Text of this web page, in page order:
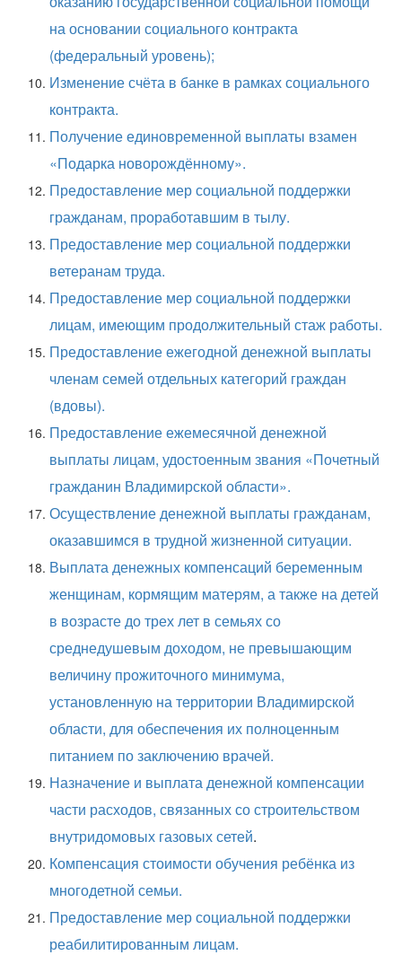
на основании социального контракта
(федеральный уровень);
Изменение счёта в банке в рамках социального
контракта.
Получение единовременной выплаты взамен
«Подарка новорождённому».
Предоставление мер социальной поддержки
гражданам, проработавшим в тылу.
Предоставление мер социальной поддержки
ветеранам труда.
Предоставление мер социальной поддержки
лицам, имеющим продолжительный стаж работы.
Предоставление ежегодной денежной выплаты
членам семей отдельных категорий граждан
(вдовы).
Предоставление ежемесячной денежной
выплаты лицам, удостоенным звания «Почетный
гражданин Владимирской области».
Осуществление денежной выплаты гражданам,
оказавшимся в трудной жизненной ситуации.
Выплата денежных компенсаций беременным
женщинам, кормящим матерям, а также на детей
в возрасте до трех лет в семьях со
среднедушевым доходом, не превышающим
величину прожиточного минимума,
установленную на территории Владимирской
области, для обеспечения их полноценным
питанием по заключению врачей.
Назначение и выплата денежной компенсации
части расходов, связанных со строительством
внутридомовых газовых сетей.
Компенсация стоимости обучения ребёнка из
многодетной семьи.
Предоставление мер социальной поддержки
реабилитированным лицам.